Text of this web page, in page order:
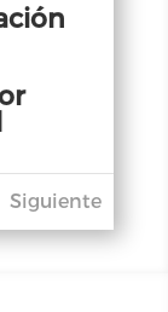
Siguiente